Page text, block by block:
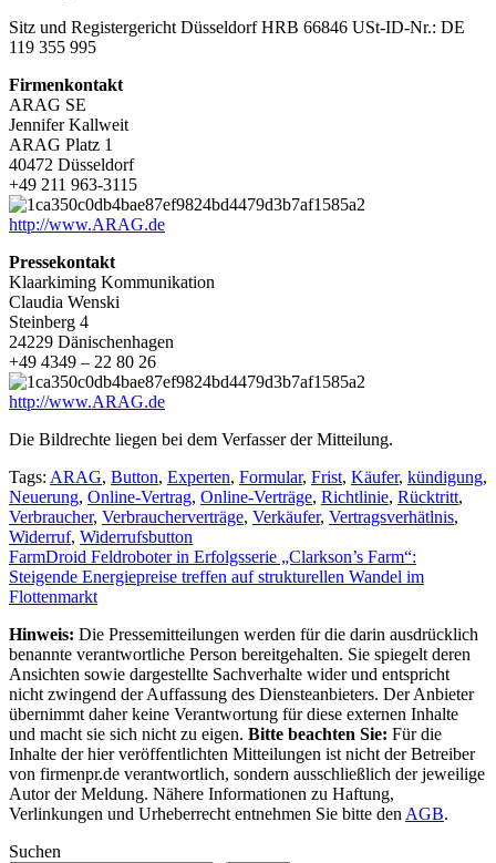
Sitz und Registergericht Düsseldorf HRB 66846 USt-ID-Nr.: DE
119 355 995
Firmenkontakt
ARAG SE
Jennifer Kallweit
ARAG Platz 1
40472 Düsseldorf
+49 211 963-3115
http://www.ARAG.de
Pressekontakt
Klaarkiming Kommunikation
Claudia Wenski
Steinberg 4
24229 Dänischenhagen
+49 4349 – 22 80 26
http://www.ARAG.de
Die Bildrechte liegen bei dem Verfasser der Mitteilung.
Tags: ARAG, Button, Experten, Formular, Frist, Käufer, kündigung,
Neuerung, Online-Vertrag, Online-Verträge, Richtlinie, Rücktritt,
Verbraucher, Verbraucherverträge, Verkäufer, Vertragsverhätlnis,
Widerruf, Widerrufsbutton
Beitragsnavigation
FarmDroid Feldroboter in Erfolgsserie „Clarkson’s Farm“:
Steigende Energiepreise treffen auf strukturellen Wandel im
Flottenmarkt
Hinweis: Die Pressemitteilungen werden für die darin ausdrücklich
benannte verantwortliche Person bereitgehalten. Sie spiegelt deren
Ansichten sowie dargestellte Sachverhalte wider und entspricht
nicht zwingend der Auffassung des Diensteanbieters. Der Anbieter
übernimmt daher keine Verantwortung für diese externen Inhalte
und macht sie sich nicht zu eigen. Bitte beachten Sie: Für die
Inhalte der hier veröffentlichten Mitteilungen ist nicht der Betreiber
von firmenpr.de verantwortlich, sondern ausschließlich der jeweilige
Autor der Meldung. Nähere Informationen zu Haftung,
Verlinkungen und Urheberrecht entnehmen Sie bitte den AGB.
Suchen